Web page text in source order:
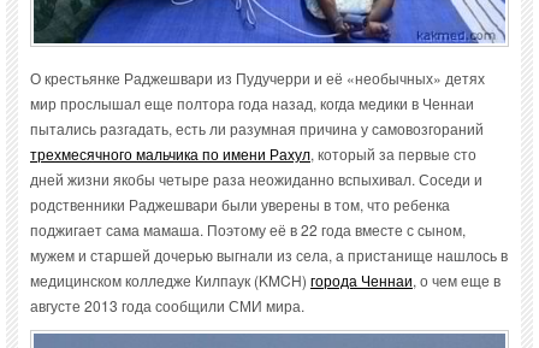
О крестьянке Раджешвари из Пудучерри и её «необычных» детях
мир прослышал еще полтора года назад, когда медики в Ченнаи
пытались разгадать, есть ли разумная причина у самовозгораний
трехмесячного мальчика по имени Рахул, который за первые сто
дней жизни якобы четыре раза неожиданно вспыхивал. Соседи и
родственники Раджешвари были уверены в том, что ребенка
поджигает сама мамаша. Поэтому её в 22 года вместе с сыном,
мужем и старшей дочерью выгнали из села, а пристанище нашлось в
медицинском колледже Килпаук (KMCH) города Ченнаи, о чем еще в
августе 2013 года сообщили СМИ мира.